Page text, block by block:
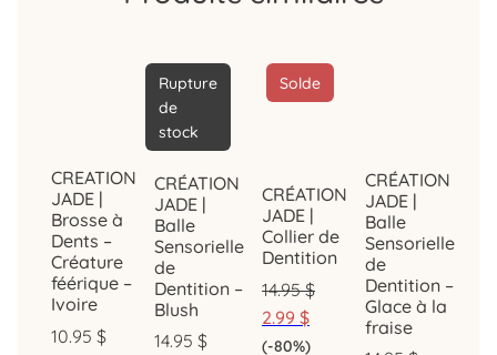
CREATION
JADE |
Brosse à
Dents –
Créature
féérique –
Ivoire
10.95 $
Rupture
de
stock
CRÉATION
JADE |
Balle
Sensorielle
de
Dentition –
Blush
14.95 $
Solde
CRÉATION
JADE |
Collier de
Dentition
14.95$
2.99 $
(-80%)
CRÉATION
JADE |
Balle
Sensorielle
de
Dentition –
Glace à la
fraise